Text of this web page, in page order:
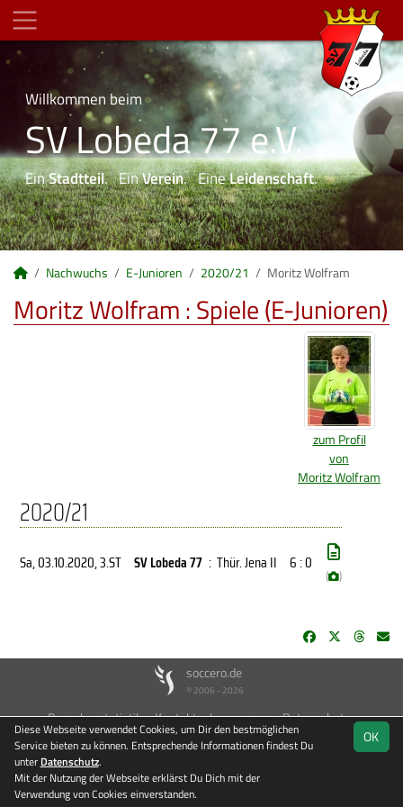
Willkommen beim
SV Lobeda 77 e.V.
EinStadtteil. EinVerein. EineLeidenschaft.
Nachwuchs E-Junioren 2020/21 Moritz Wolfram
Moritz Wolfram : Spiele (E-Junioren)
zum Profil
von
Moritz Wolfram
2020/21
Sa, 03.10.2020, 3.ST SV Lobeda 77 : Thür. Jena II 6 : 0
( )
soccero.de
© 2006 - 2026
Besucherstatistik Kontakt Impressum
Datenschutz
OK
Diese Webseite verwendet Cookies, um Dir den bestmöglichen
Service bieten zu können. Entsprechende Informationen findest Du
unter Datenschutz.
Mit der Nutzung der Webseite erklärst Du Dich mit der
Verwendung von Cookies einverstanden.